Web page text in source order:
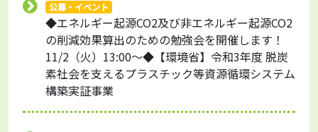
公募・イベント
◆エネルギー起源CO2及び非エネルギー起源CO2
の削減効果算出のための勉強会を開催します！
11/2（火）13:00～◆【環境省】令和3年度 脱炭
素社会を支えるプラスチック等資源循環システム
構築実証事業